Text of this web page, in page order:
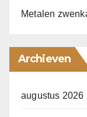
Metalen
Archieven
augustus 2026